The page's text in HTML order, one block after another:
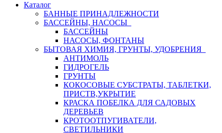
Каталог
БАННЫЕ ПРИНАДЛЕЖНОСТИ
БАССЕЙНЫ, НАСОСЫ
БАССЕЙНЫ
НАСОСЫ, ФОНТАНЫ
БЫТОВАЯ ХИМИЯ, ГРУНТЫ, УДОБРЕНИЯ
АНТИМОЛЬ
ГИДРОГЕЛЬ
ГРУНТЫ
КОКОСОВЫЕ СУБСТРАТЫ, ТАБЛЕТКИ,
ПРИСТВ,УКРЫТИЕ
КРАСКА ПОБЕЛКА ДЛЯ САДОВЫХ
ДЕРЕВЬЕВ
КРОТООТПУГИВАТЕЛИ,
СВЕТИЛЬНИКИ